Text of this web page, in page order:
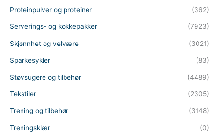
Proteinpulver og proteiner (362)
Serverings- og kokkepakker (7923)
Skjønnhet og velvære (3021)
Sparkesykler (83)
Støvsugere og tilbehør (4489)
Tekstiler (2305)
Trening og tilbehør (3148)
Treningsklær (0)